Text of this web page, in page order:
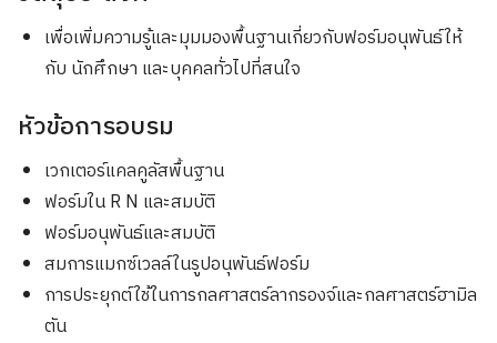
เพื่อเพิ่มความรู้และมุมมองพื้นฐานเกี่ยวกับฟอร์มอนุพันธ์ให้
กับ นักศึกษา และบุคคลทั่วไปที่สนใจ
หัวข้อการอบรม
เวกเตอร์แคลคูลัสพื้นฐาน
ฟอร์มใน R N และสมบัติ
ฟอร์มอนุพันธ์และสมบัติ
สมการแมกซ์เวลล์ในรูปอนุพันธ์ฟอร์ม
การประยุกต์ใช้ในการกลศาสตร์ลากรองจ์และกลศาสตร์ฮามิล
ตัน